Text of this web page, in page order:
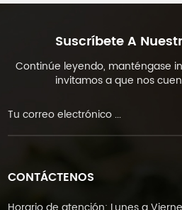
Suscríbete A
Continúe leyendo, manténgase
invitamos a que nos
CONTÁCTENOS